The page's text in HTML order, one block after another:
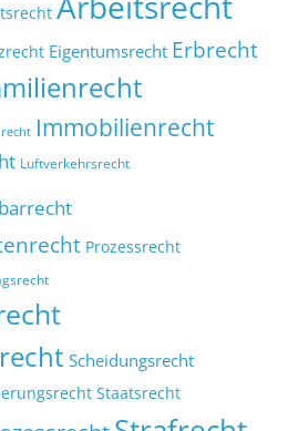
Eigentumsrecht Erbrecht
Immobilienrecht
Luftverkehrsrecht
Prozessrecht
Scheidungsrecht
Staatsrecht